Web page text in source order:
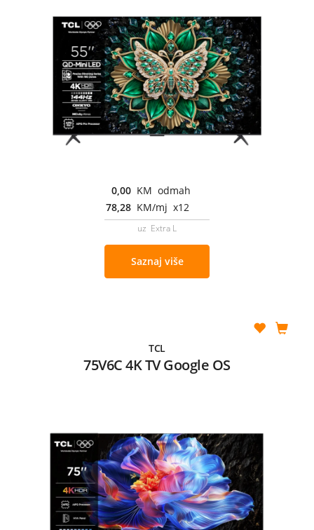
0,00 KM odmah
78,28 KM/mj x12
uz Extra L
Saznaj više
TCL
75V6C 4K TV Google OS